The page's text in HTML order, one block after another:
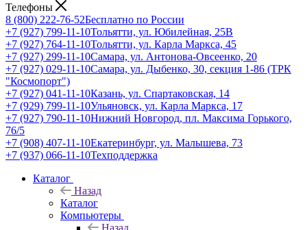
Телефоны
8 (800) 222-76-52Бесплатно по России
+7 (927) 799-11-10Тольятти, ул. Юбилейная, 25В
+7 (927) 764-11-10Тольятти, ул. Карла Маркса, 45
+7 (927) 299-11-10Самара, ул. Антонова-Овсеенко, 20
+7 (927) 029-11-10Самара, ул. Дыбенко, 30, секция 1-86 (ТРК
"Космопорт")
+7 (927) 041-11-10Казань, ул. Спартаковская, 14
+7 (929) 799-11-10Ульяновск, ул. Карла Маркса, 17
+7 (927) 790-11-10Нижний Новгород, пл. Максима Горького,
76/5
+7 (908) 407-11-10Екатеринбург, ул. Малышева, 73
+7 (937) 066-11-10Техподдержка
Каталог
Назад
Каталог
Компьютеры
Назад